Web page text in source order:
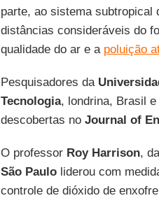
parte, ao sistema subtropical
distâncias consideráveis do
qualidade do ar e a poluição
Pesquisadores da
Tecnologia, londrina, Brasil e
descobertas no Journal of
O professor Roy Harrison,
São Pauloliderou com
controle de dióxido de